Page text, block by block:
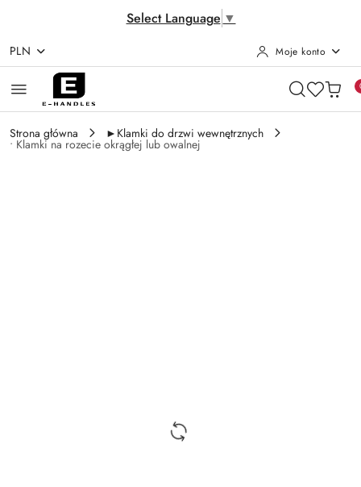
Select Language ▼
Przejdź do treści głównej
Przejdź do wyszukiwarki
Przejdź do moje konto
Przejdź do menu głównego
Przejdź do opisu produktu
Przejdź do stopki
PLN Moje konto
Strona główna ►Klamki do drzwi wewnętrznych
• Klamki na rozecie okrągłej lub owalnej